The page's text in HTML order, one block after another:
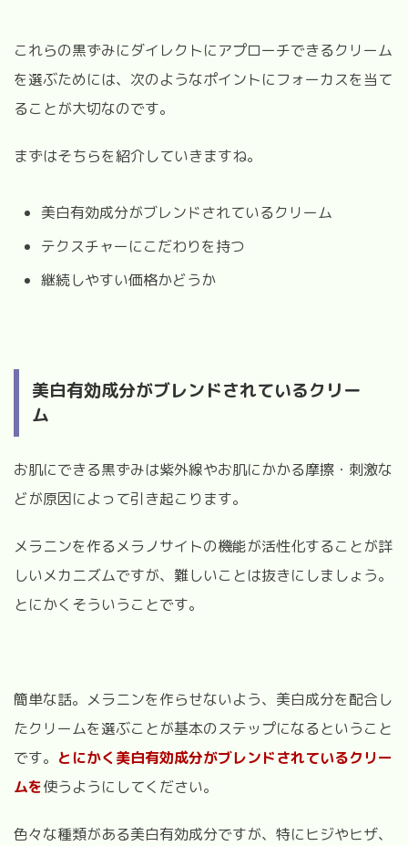
これらの黒ずみにダイレクトにアプローチできるクリーム
を選ぶためには、次のようなポイントにフォーカスを当て
ることが大切なのです。
まずはそちらを紹介していきますね。
美白有効成分がブレンドされているクリーム
テクスチャーにこだわりを持つ
継続しやすい価格かどうか
美白有効成分がブレンドされているクリー
ム
お肌にできる黒ずみは紫外線やお肌にかかる摩擦・刺激な
どが原因によって引き起こります。
メラニンを作るメラノサイトの機能が活性化することが詳
しいメカニズムですが、難しいことは抜きにしましょう。
とにかくそういうことです。
簡単な話。メラニンを作らせないよう、美白成分を配合し
たクリームを選ぶことが基本のステップになるということ
です。 とにかく美白有効成分がブレンドされているクリー
ムを使うようにしてください。
色々な種類がある美白有効成分ですが、特にヒジやヒザ、